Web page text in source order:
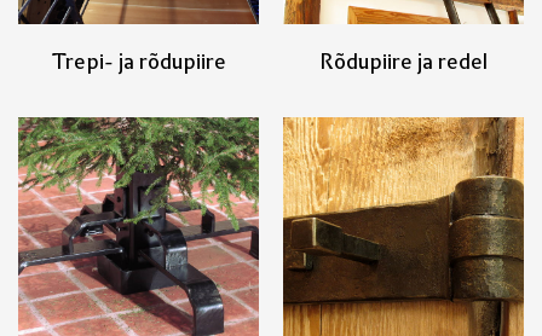
Trepi- ja rõdupiire Rõdupiire ja redel